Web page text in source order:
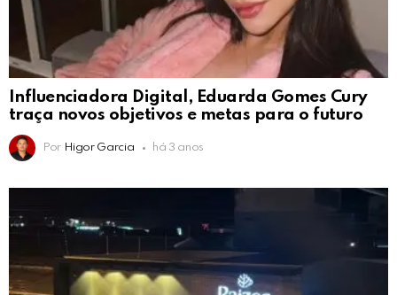
Influenciadora Digital, Eduarda Gomes Cury
traça novos objetivos e metas para o futuro
Por Higor Garcia há 3 anos